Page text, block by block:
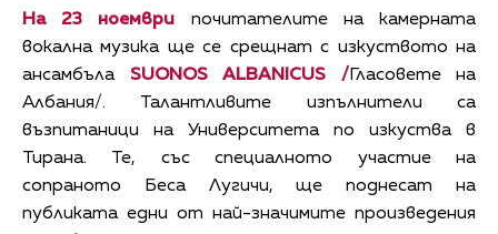
На 23 ноември почитателите на камерната
вокална музика ще се срещнат с изкуството на
ансамбъла SUONOS ALBANICUS / Гласовете на
Албания/. Талантливите изпълнители са
възпитаници на Университета по изкуства в
Тирана. Те, със специалното участие на
сопраното Беса Лугичи, ще поднесат на
публиката едни от най-значимите произведения